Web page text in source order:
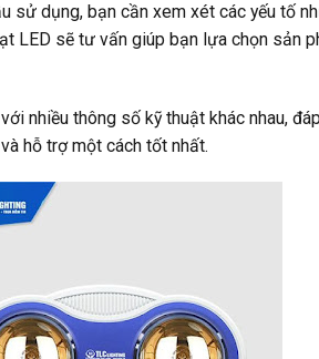
sử dụng, bạn cần xem xét các yếu tố
LED sẽ tư vấn giúp bạn lựa chọn sản
nhiều thông số kỹ thuật khác nhau,
hỗ trợ một cách tốt nhất.